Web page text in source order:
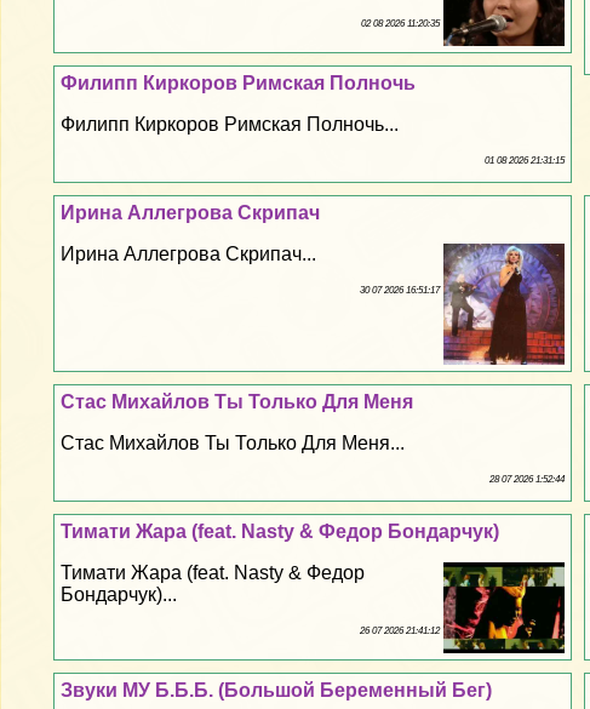
02 08 2026 11:20:35
Филипп Киркоров Римская Полночь
Филипп Киркоров Римская Полночь...
01 08 2026 21:31:15
Ирина Аллегрова Скрипач
Ирина Аллегрова Скрипач...
30 07 2026 16:51:17
Стас Михайлов Ты Только Для Меня
Стас Михайлов Ты Только Для Меня...
28 07 2026 1:52:44
Тимати Жара (feat. Nasty & Федор Бондарчук)
Тимати Жара (feat. Nasty & Федор
Бондарчук)...
26 07 2026 21:41:12
Звуки МУ Б.Б.Б. (Большой Беременный Бег)